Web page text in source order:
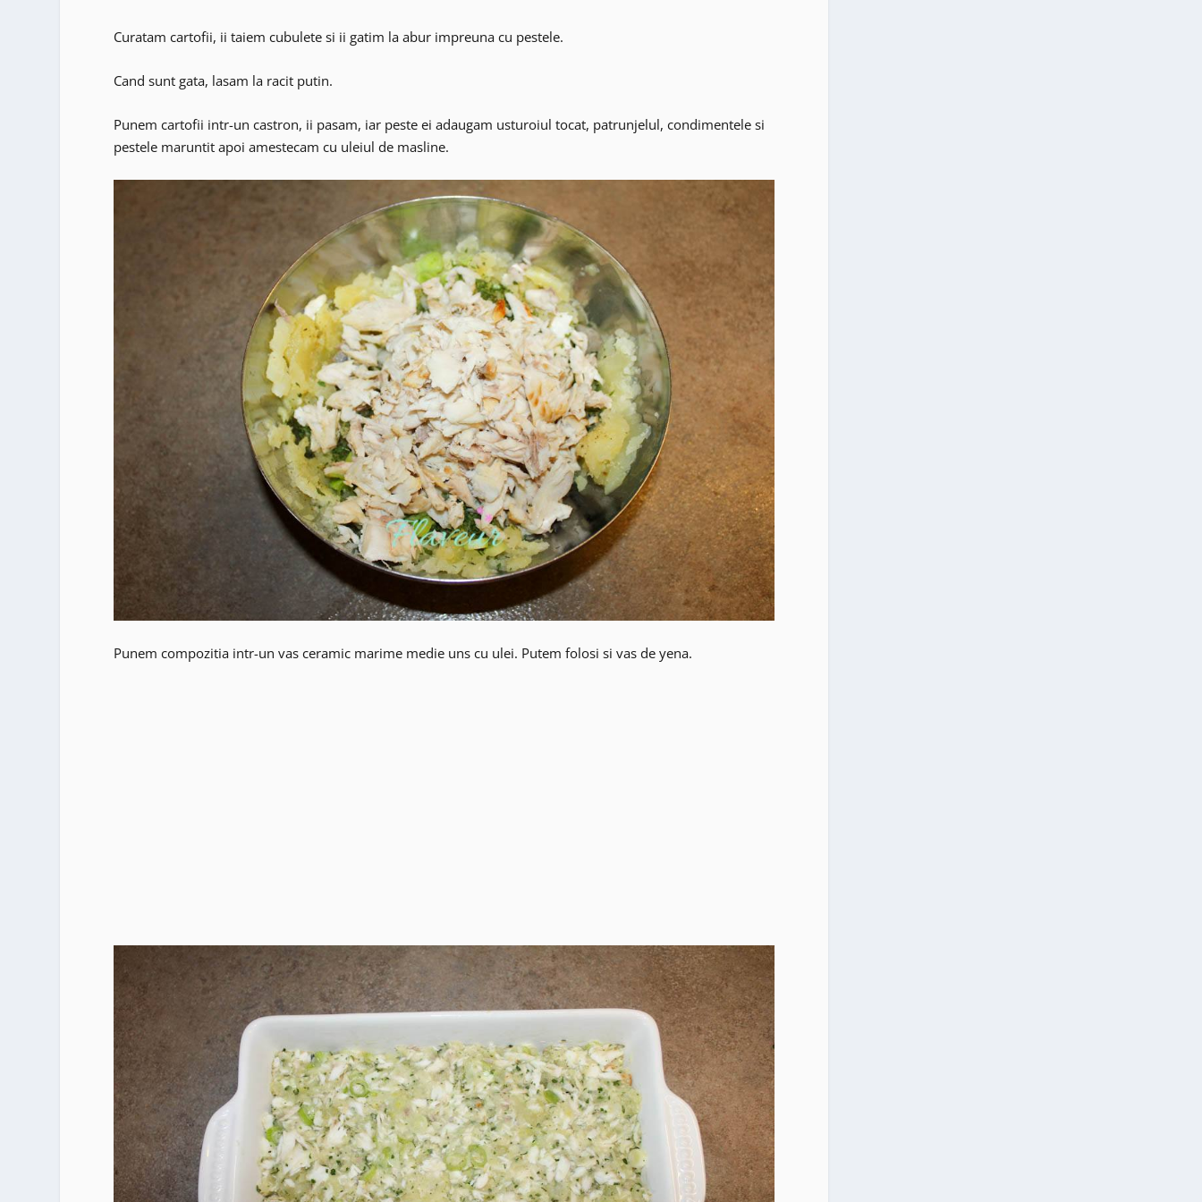
Curatam cartofii, ii taiem cubulete si ii gatim la abur impreuna cu pestele.
Cand sunt gata, lasam la racit putin.
Punem cartofii intr-un castron, ii pasam, iar peste ei adaugam usturoiul tocat, patrunjelul, condimentele si
pestele maruntit apoi amestecam cu uleiul de masline.
Punem compozitia intr-un vas ceramic marime medie uns cu ulei. Putem folosi si vas de yena.